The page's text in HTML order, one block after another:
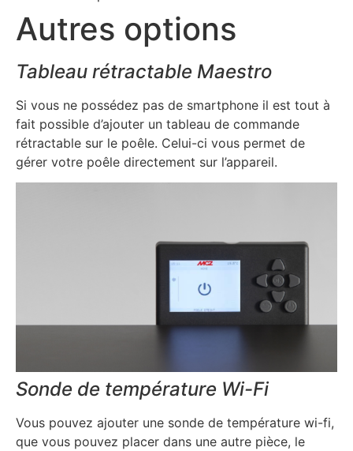
Autres options
Tableau rétractable Maestro
Si vous ne possédez pas de smartphone il est tout à
fait possible d’ajouter un tableau de commande
rétractable sur le poêle. Celui-ci vous permet de
gérer votre poêle directement sur l’appareil.
Sonde de température Wi-Fi
Vous pouvez ajouter une sonde de température wi-fi,
que vous pouvez placer dans une autre pièce, le